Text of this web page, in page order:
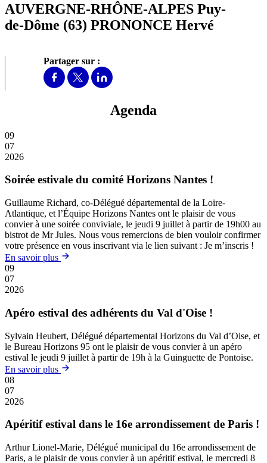
AUVERGNE-RHÔNE-ALPES Puy-
de-Dôme (63) PRONONCE Hervé
Partager sur :
Agenda
09
07
2026
Soirée estivale du comité Horizons Nantes !
Guillaume Richard, co-Délégué départemental de la Loire-
Atlantique, et l’Équipe Horizons Nantes ont le plaisir de vous
convier à une soirée conviviale, le jeudi 9 juillet à partir de 19h00 au
bistrot de Mr Jules. Nous vous remercions de bien vouloir confirmer
votre présence en vous inscrivant via le lien suivant : Je m’inscris !
En savoir plus
09
07
2026
Apéro estival des adhérents du Val d'Oise !
Sylvain Heubert, Délégué départemental Horizons du Val d’Oise, et
le Bureau Horizons 95 ont le plaisir de vous convier à un apéro
estival le jeudi 9 juillet à partir de 19h à la Guinguette de Pontoise.
En savoir plus
08
07
2026
Apéritif estival dans le 16e arrondissement de Paris !
Arthur Lionel-Marie, Délégué municipal du 16e arrondissement de
Paris, a le plaisir de vous convier à un apéritif estival, le mercredi 8